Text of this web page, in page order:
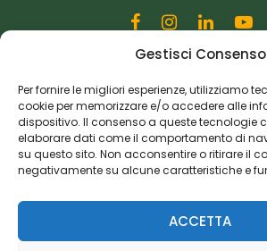
Gestisci Consenso
Per fornire le migliori esperienze, utilizziamo
cookie per memorizzare e/o accedere alle
dispositivo. Il consenso a queste tecnologie
elaborare dati come il comportamento di
su questo sito. Non acconsentire o ritirare il
negativamente su alcune caratteristiche e
ACCETTA
Via Martiri della Libertà, 28
20833 Giussano (MB)
P.I. 06982770965
Privacy Policy
Cookie Policy